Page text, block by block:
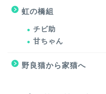
虹の橋組
チビ助
甘ちゃん
野良猫から家猫へ